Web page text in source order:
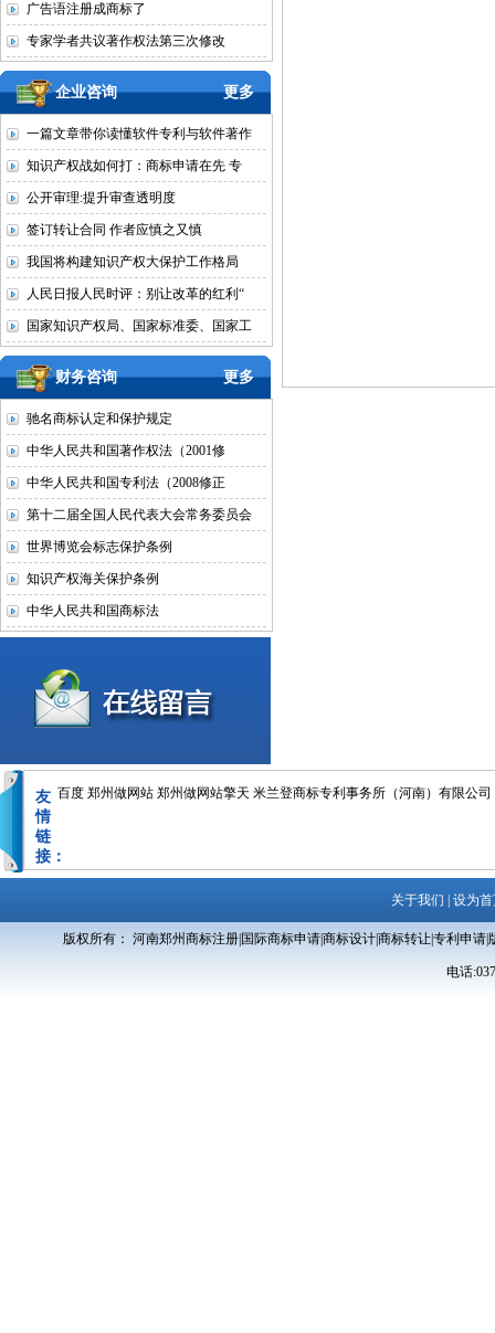
广告语注册成商标了
专家学者共议著作权法第三次修改
企业咨询 更多
一篇文章带你读懂软件专利与软件著作
知识产权战如何打：商标申请在先 专
公开审理:提升审查透明度
签订转让合同 作者应慎之又慎
我国将构建知识产权大保护工作格局
人民日报人民时评：别让改革的红利“
国家知识产权局、国家标准委、国家工
财务咨询 更多
驰名商标认定和保护规定
中华人民共和国著作权法（2001修
中华人民共和国专利法（2008修正
第十二届全国人民代表大会常务委员会
世界博览会标志保护条例
知识产权海关保护条例
中华人民共和国商标法
友
情
链
接：
百度 郑州做网站 郑州做网站擎天 米兰登商标专利事务所（河南）有限公司
关于我们 设为
版权所有： 河南郑州商标注册|国际商标申请|商标设计|商标转让|专利申
电话